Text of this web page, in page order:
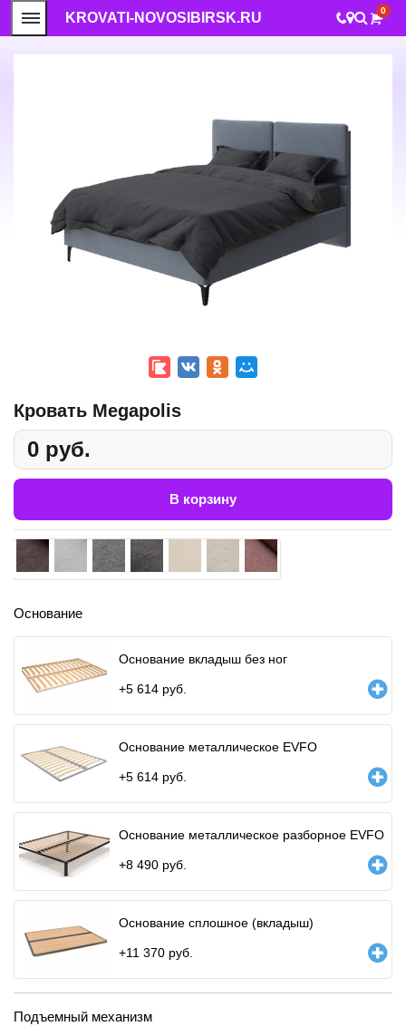
KROVATI-NOVOSIBIRSK.RU 0
Кровать Megapolis
0 руб.
В корзину
Основание
Основание вкладыш без ног
+5 614 руб.
Основание металлическое EVFO
+5 614 руб.
Основание металлическое разборное EVFO
+8 490 руб.
Основание сплошное (вкладыш)
+11 370 руб.
Подъемный механизм